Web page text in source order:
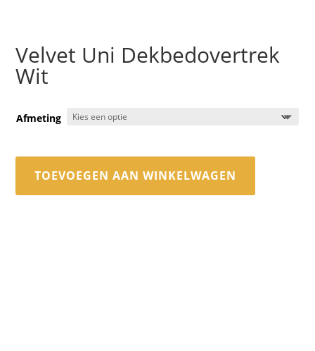
Velvet Uni Dekbedovertrek
Wit
Afmeting
TOEVOEGEN AAN WINKELWAGEN